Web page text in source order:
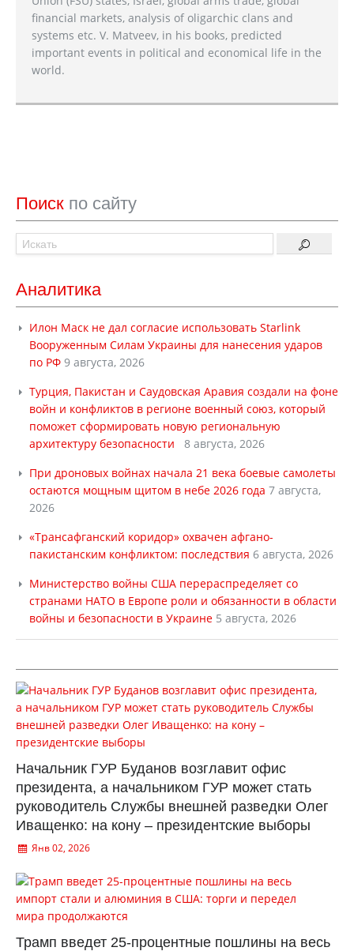
financial markets, analysis of oligarchic clans and
systems etc. V. Matveev, in his books, predicted
important events in political and economical life in the
world.
Поиск по сайту
Аналитика
Илон Маск не дал согласие использовать Starlink
Вооруженным Силам Украины для нанесения ударов
по РФ 9 августа, 2026
Турция, Пакистан и Саудовская Аравия создали на фоне
войн и конфликтов в регионе военный союз, который
поможет сформировать новую региональную
архитектуру безопасности
8 августа, 2026
При дроновых войнах начала 21 века боевые самолеты
остаются мощным щитом в небе 2026 года 7 августа,
2026
«Трансафганский коридор» охвачен афгано-
пакистанским конфликтом: последствия 6 августа, 2026
Министерство войны США перераспределяет со
странами НАТО в Европе роли и обязанности в области
войны и безопасности в Украине 5 августа, 2026
Начальник ГУР Буданов возглавит офис
президента, а начальником ГУР может стать
руководитель Службы внешней разведки Олег
Иващенко: на кону – президентские выборы
Янв 02, 2026
Трамп введет 25-процентные пошлины на весь